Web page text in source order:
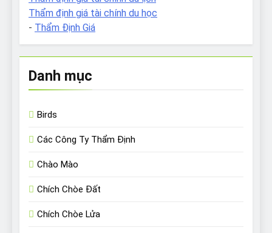
Thẩm định giá tài chính du học
- Thẩm Định Giá
Danh mục
Birds
Các Công Ty Thẩm Định
Chào Mào
Chích Chòe Đất
Chích Chòe Lửa